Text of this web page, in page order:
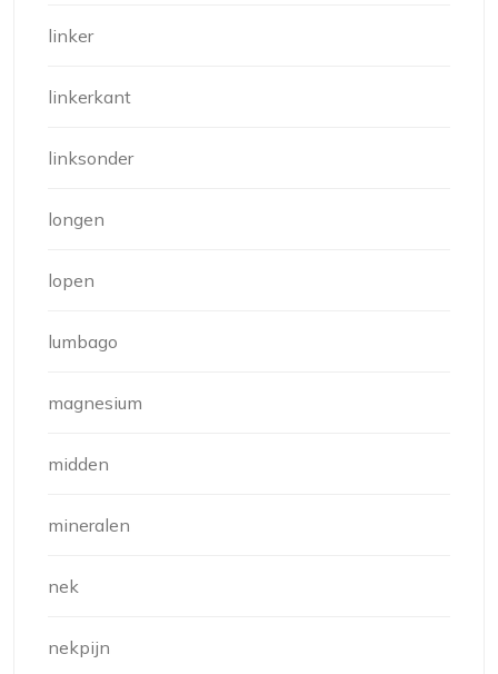
linker
linkerkant
linksonder
longen
lopen
lumbago
magnesium
midden
mineralen
nek
nekpijn